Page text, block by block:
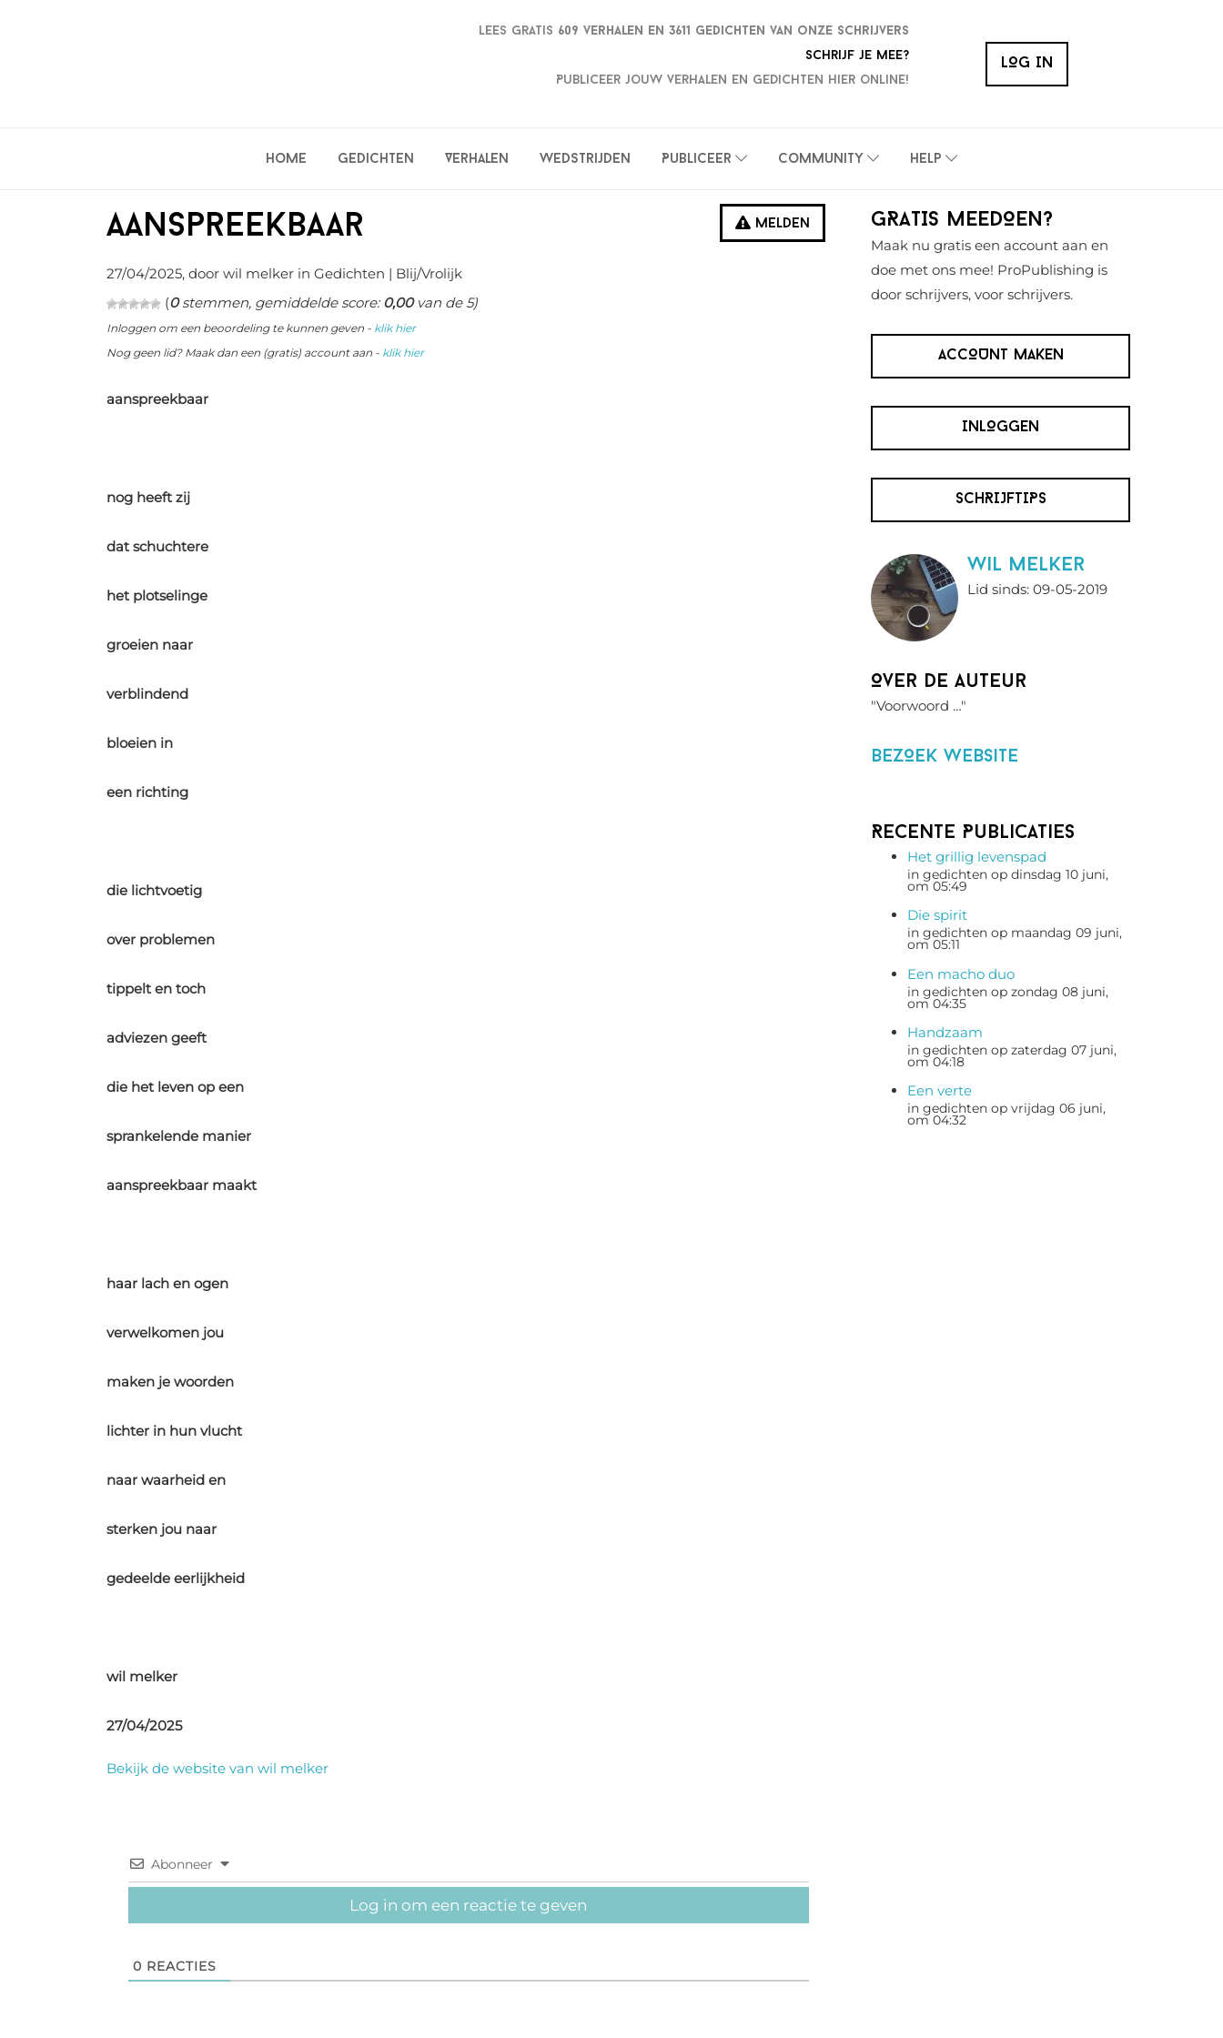
Lees gratis 609 verhalen en 3611 gedichten van onze schrijvers
Schrijf je mee?
Publiceer jouw verhalen en gedichten hier online!
LOG IN
Home Gedichten Verhalen Wedstrijden Publiceer Community Help
Melden
Aanspreekbaar
27/04/2025, door wil melker in Gedichten | Blij/Vrolijk
(0stemmen, gemiddelde score:0,00van de 5)
Inloggen om een beoordeling te kunnen geven - klik hier
Nog geen lid? Maak dan een (gratis) account aan - klik hier
aanspreekbaar
nog heeft zij
dat schuchtere
het plotselinge
groeien naar
verblindend
bloeien in
een richting
die lichtvoetig
over problemen
tippelt en toch
adviezen geeft
die het leven op een
sprankelende manier
aanspreekbaar maakt
haar lach en ogen
verwelkomen jou
maken je woorden
lichter in hun vlucht
naar waarheid en
sterken jou naar
gedeelde eerlijkheid
wil melker
27/04/2025
Bekijk de website van wil melker
Abonneer
Log in om een reactie te geven
0 REACTIES
Primaire
Sidebar
GRATIS MEEDOEN?
Maak nu gratis een account aan en
doe met ons mee! ProPublishing is
door schrijvers, voor schrijvers.
ACCOUNT MAKEN
INLOGGEN
SCHRIJFTIPS
wil melker
Lid sinds: 09-05-2019
Over de auteur
"Voorwoord …"
BezOek website
Recente Publicaties
Het grillig levenspad
in gedichten op dinsdag 10 juni,
om 05:49
Die spirit
in gedichten op maandag 09 juni,
om 05:11
Een macho duo
in gedichten op zondag 08 juni,
om 04:35
Handzaam
in gedichten op zaterdag 07 juni,
om 04:18
Een verte
in gedichten op vrijdag 06 juni,
om 04:32